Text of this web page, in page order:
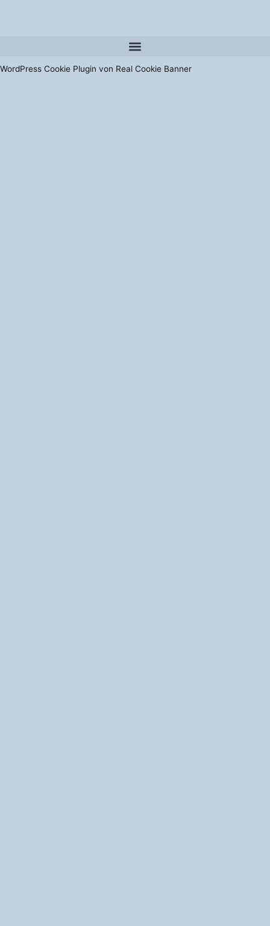
WordPress Cookie Plugin von Real Cookie Banner